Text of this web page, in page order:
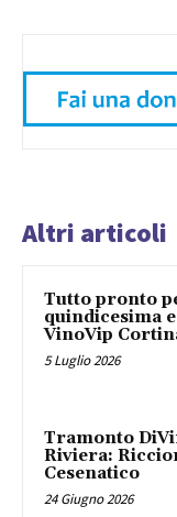
Altri articoli
Tutto pronto
quindicesima
VinoVip
5 Luglio 2026
Tramonto
Riviera:
Cesenatico
24 Giugno 2026